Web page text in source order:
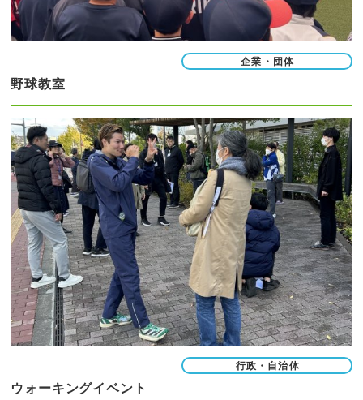
企業・団体
野球教室
行政・自治体
ウォーキングイベント